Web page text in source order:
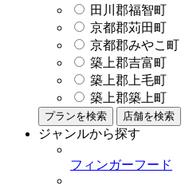
田川郡福智町
京都郡苅田町
京都郡みやこ町
築上郡吉富町
築上郡上毛町
築上郡築上町
プランを検索 店舗を検索
ジャンルから探す
フィンガーフード